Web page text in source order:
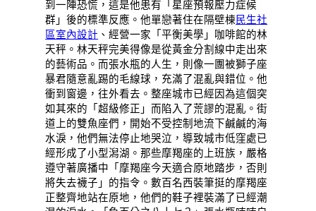
到一陣恐慌，這是他患有「星座預報壓力症候
群」後的標準反應。他單戀著住在隔壁棟民生社
區室內設計 、經營一家「平衡美學」咖啡館的林
天秤。林天秤完美得像是從黃金分割線中走出來
的藝術品。而張水瓶的人生，則像一團被獅子座
暴君隨意亂踢的毛線球，充滿了混亂與錯位。他
衝到窗邊，往外看去。整座城市已經因為這個突
如其來的「超級修正」而陷入了荒謬的混亂。街
道上的雙魚座們，開始不受控制地流下鹹鹹的海
水淚，他們無法停止地哭泣，導致城市低窪處已
經形成了小型潟湖。那些摩羯座的上班族，嚴格
遵守著廣播中「摩羯座今天適合原地踏步，否則
將失去襪子」的指令。數百名西裝筆挺的摩羯座
正整齊地站在原地，他們的鞋子裡裝滿了已經潮